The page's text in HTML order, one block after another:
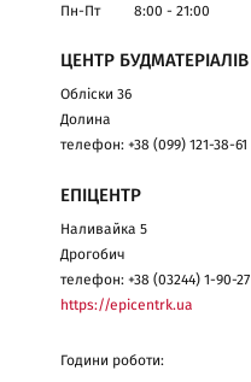
Пн-Пт
8:00 - 21:00
ЦЕНТР БУДМАТЕРІАЛІВ
Обліски 36
Долина
телефон: +38 (099) 121-38-61
ЕПІЦЕНТР
Наливайка 5
Дрогобич
телефон: +38 (03244) 1-90-27
https://epicentrk.ua
Години роботи: